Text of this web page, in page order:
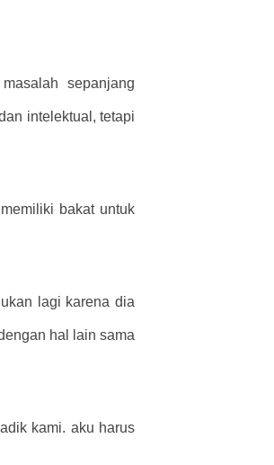
sepanjang
intelektual, tetapi
bakat untuk
lagi karena dia
hal lain sama
kami. aku harus